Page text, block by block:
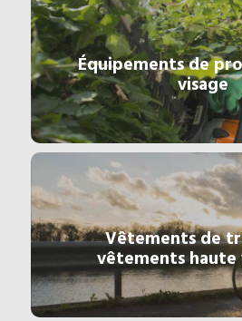
Équipements de
visage
Vêtements de
vêtements